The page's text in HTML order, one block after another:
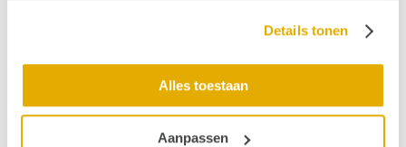
Details tonen
Alles toestaan
Aanpassen